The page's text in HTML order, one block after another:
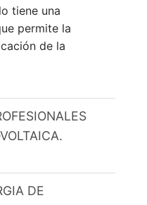
tiene una
permite la
de la
DE